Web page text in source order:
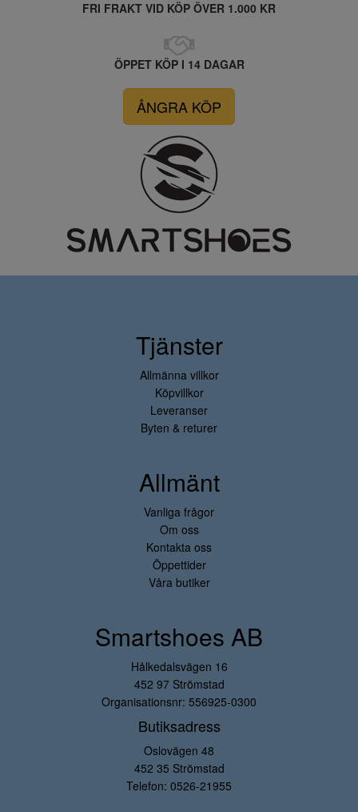
FRI FRAKT VID KÖP ÖVER 1.000 KR
ÖPPET KÖP I 14 DAGAR
ÅNGRA KÖP
Tjänster
Allmänna villkor
Köpvillkor
Leveranser
Byten & returer
Allmänt
Vanliga frågor
Om oss
Kontakta oss
Öppettider
Våra butiker
Smartshoes AB
Hålkedalsvägen 16
452 97 Strömstad
Organisationsnr: 556925-0300
Butiksadress
Oslovägen 48
452 35 Strömstad
Telefon: 0526-21955